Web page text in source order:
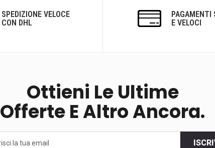
SPEDIZIONE VELOCE
CON DHL
PAGAMENTI
E VELOCI
Ottieni Le Ultime
Offerte E Altro Ancora.